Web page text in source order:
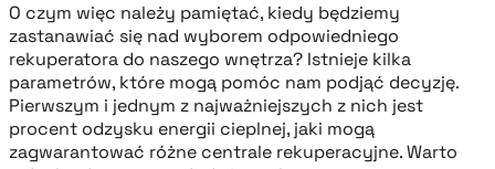
O czym więc należy pamiętać, kiedy będziemy
zastanawiać się nad wyborem odpowiedniego
rekuperatora do naszego wnętrza? Istnieje kilka
parametrów, które mogą pomóc nam podjąć decyzję.
Pierwszym i jednym z najważniejszych z nich jest
procent odzysku energii cieplnej, jaki mogą
zagwarantować różne centrale rekuperacyjne. Warto